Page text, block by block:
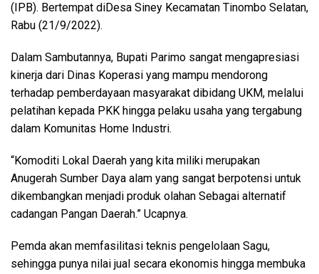
(IPB). Bertempat diDesa Siney Kecamatan Tinombo Selatan,
Rabu (21/9/2022).
Dalam Sambutannya, Bupati Parimo sangat mengapresiasi
kinerja dari Dinas Koperasi yang mampu mendorong
terhadap pemberdayaan masyarakat dibidang UKM, melalui
pelatihan kepada PKK hingga pelaku usaha yang tergabung
dalam Komunitas Home Industri.
“Komoditi Lokal Daerah yang kita miliki merupakan
Anugerah Sumber Daya alam yang sangat berpotensi untuk
dikembangkan menjadi produk olahan Sebagai alternatif
cadangan Pangan Daerah.” Ucapnya.
Pemda akan memfasilitasi teknis pengelolaan Sagu,
sehingga punya nilai jual secara ekonomis hingga membuka